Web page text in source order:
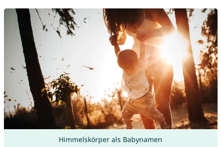
Himmelskörper als Babynamen